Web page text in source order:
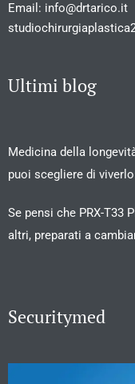
Email: info@drtarico.it
Ultimi blog
Medicina della
puoi scegliere di
Se pensi che PRX-T33
altri, preparati a
Securitymed